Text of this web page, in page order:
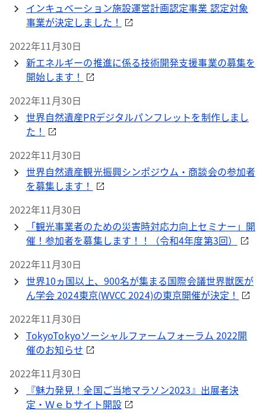
インキュベーション施設運営計画認定事業 認定対象
事業が決定しました！
2022年11月30日
新エネルギーの推進に係る技術開発支援事業の募集を
開始します！
2022年11月30日
世界自然遺産PRデジタルパンフレットを制作しまし
た！
2022年11月30日
世界自然遺産観光振興シンポジウム・商談会の参加者
を募集します！
2022年11月30日
「観光事業者のための災害時対応力向上セミナー」開
催！参加者を募集します！！（令和4年度第3回）
2022年11月30日
世界10ヵ国以上、900名が集まる国際会議世界獣医が
ん学会 2024東京(WVCC 2024)の東京開催が決定！
2022年11月30日
TokyoTokyoソーシャルファームフォーラム 2022開
催のお知らせ
2022年11月30日
『魅力発見！全国ご当地マラソン2023』出展者決
定・Ｗｅｂサイト開設